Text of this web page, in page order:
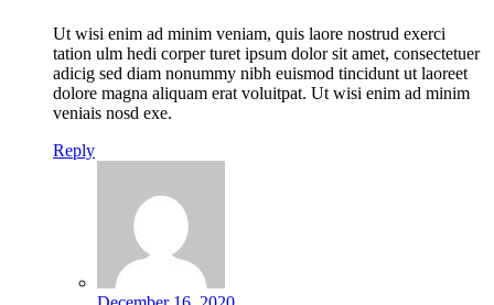
Ut wisi enim ad minim veniam, quis laore nostrud exerci
tation ulm hedi corper turet ipsum dolor sit amet, consectetuer
adicig sed diam nonummy nibh euismod tincidunt ut laoreet
dolore magna aliquam erat voluitpat. Ut wisi enim ad minim
veniais nosd exe.
Reply